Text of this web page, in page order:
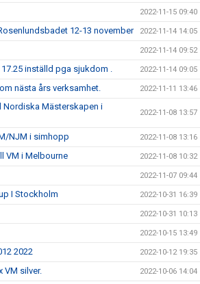
2022-11-15 09:40
12-13 november 2022-11-14 14:05
2022-11-14 09:52
inställd pga sjukdom . 2022-11-14 09:05
nästa års verksamhet. 2022-11-11 13:46
Mästerskapen i
2022-11-08 13:57
NJM i simhopp 2022-11-08 13:16
VM i Melbourne 2022-11-08 10:32
2022-11-07 09:44
I Stockholm 2022-10-31 16:39
2022-10-31 10:13
2022-10-15 13:49
2022 2022-10-12 19:35
VM silver. 2022-10-06 14:04